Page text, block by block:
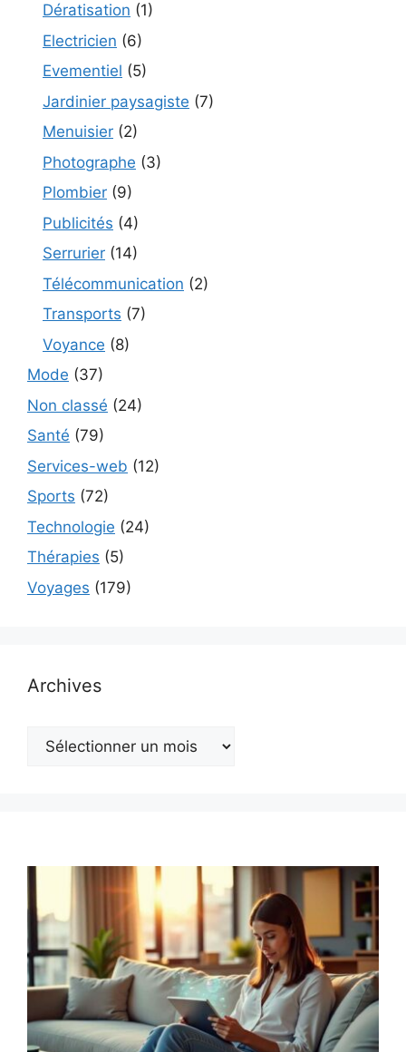
Dératisation (1)
Electricien (6)
Evementiel (5)
Jardinier paysagiste (7)
Menuisier (2)
Photographe (3)
Plombier (9)
Publicités (4)
Serrurier (14)
Télécommunication (2)
Transports (7)
Voyance (8)
Mode (37)
Non classé (24)
Santé (79)
Services-web (12)
Sports (72)
Technologie (24)
Thérapies (5)
Voyages (179)
Archives
Archives